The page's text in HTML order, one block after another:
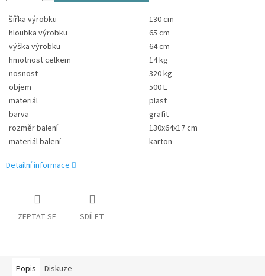
šířka výrobku
130 cm
hloubka výrobku
65 cm
výška výrobku
64 cm
hmotnost celkem
14 kg
nosnost
320 kg
objem
500 L
materiál
plast
barva
grafit
rozměr balení
130x64x17 cm
materiál balení
karton
Detailní informace
ZEPTAT SE SDÍLET
Popis Diskuze